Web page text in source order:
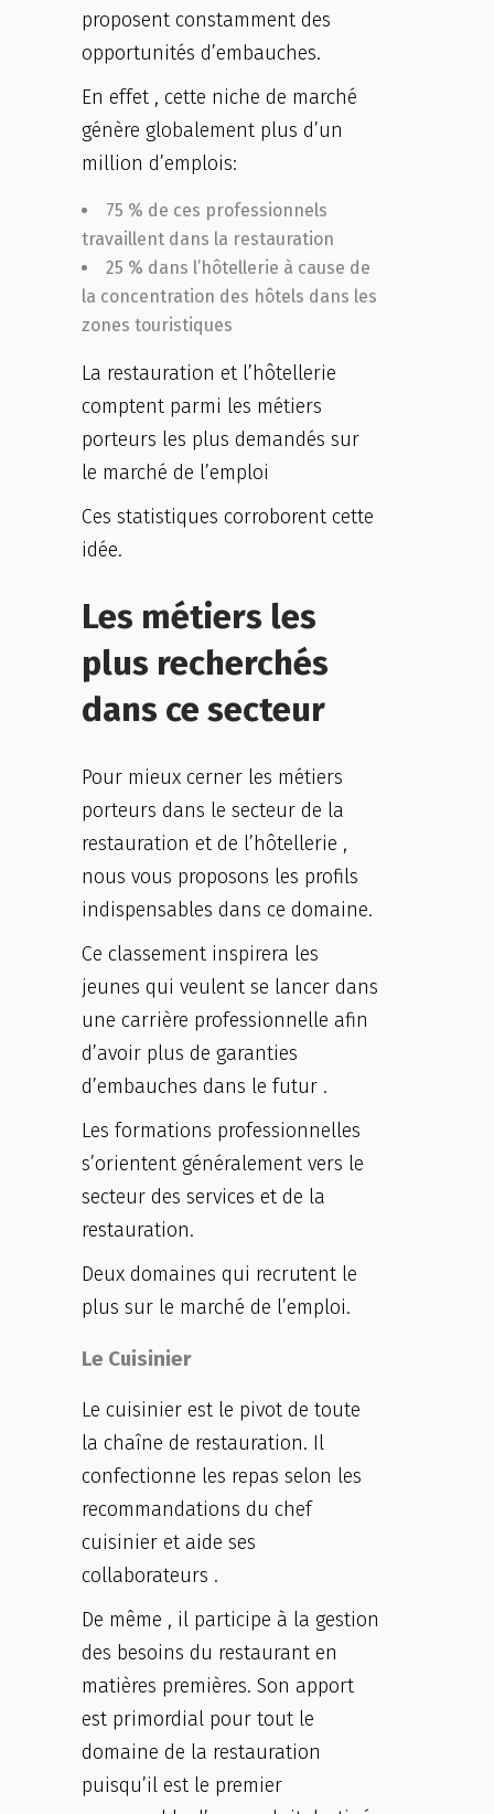
proposent constamment des
opportunités d’embauches.
En effet , cette niche de marché
génère globalement plus d’un
million d’emplois:
75 % de ces professionnels
travaillent dans la restauration
25 % dans l’hôtellerie à cause de
la concentration des hôtels dans les
zones touristiques
La restauration et l’hôtellerie
comptent parmi les métiers
porteurs les plus demandés sur
le marché de l’emploi
Ces statistiques corroborent cette
idée.
Les métiers les
plus recherchés
dans ce secteur
Pour mieux cerner les métiers
porteurs dans le secteur de la
restauration et de l’hôtellerie ,
nous vous proposons les profils
indispensables dans ce domaine.
Ce classement inspirera les
jeunes qui veulent se lancer dans
une carrière professionnelle afin
d’avoir plus de garanties
d’embauches dans le futur .
Les formations professionnelles
s’orientent généralement vers le
secteur des services et de la
restauration.
Deux domaines qui recrutent le
plus sur le marché de l’emploi.
Le Cuisinier
Le cuisinier est le pivot de toute
la chaîne de restauration. Il
confectionne les repas selon les
recommandations du chef
cuisinier et aide ses
collaborateurs .
De même , il participe à la gestion
des besoins du restaurant en
matières premières. Son apport
est primordial pour tout le
domaine de la restauration
puisqu’il est le premier